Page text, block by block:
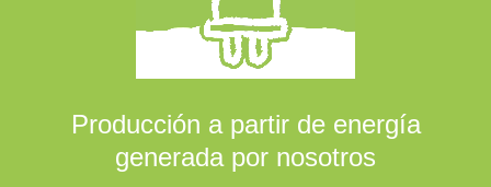
Producción a partir de energía
generada por nosotros